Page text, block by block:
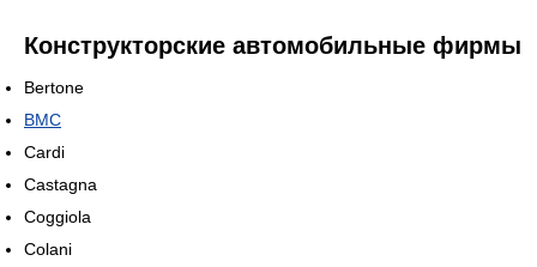
Конструкторские автомобильные фирмы
Bertone
BMC
Cardi
Castagna
Coggiola
Colani